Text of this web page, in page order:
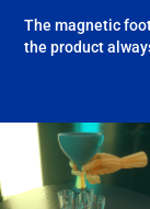
The magnetic
the product